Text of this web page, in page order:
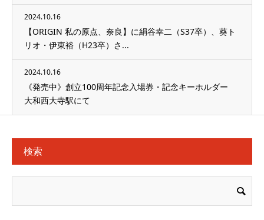
2024.10.16
【ORIGIN 私の原点、奈良】に絹谷幸二（S37卒）、葵ト
リオ・伊東裕（H23卒）さ...
2024.10.16
《発売中》創立100周年記念入場券・記念キーホルダー
大和西大寺駅にて
検索